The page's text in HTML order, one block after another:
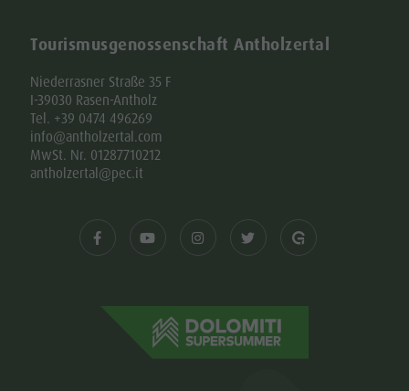
Tourismusgenossenschaft Antholzertal
Niederrasner Straße 35 F
I-39030 Rasen-Antholz
Tel. +39 0474 496269
info@antholzertal.com
MwSt. Nr. 01287710212
antholzertal@pec.it